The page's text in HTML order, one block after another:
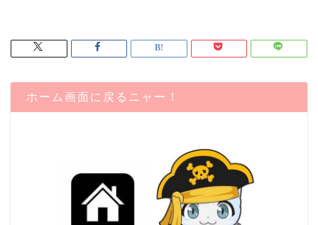
ホーム画面に戻るニャー！